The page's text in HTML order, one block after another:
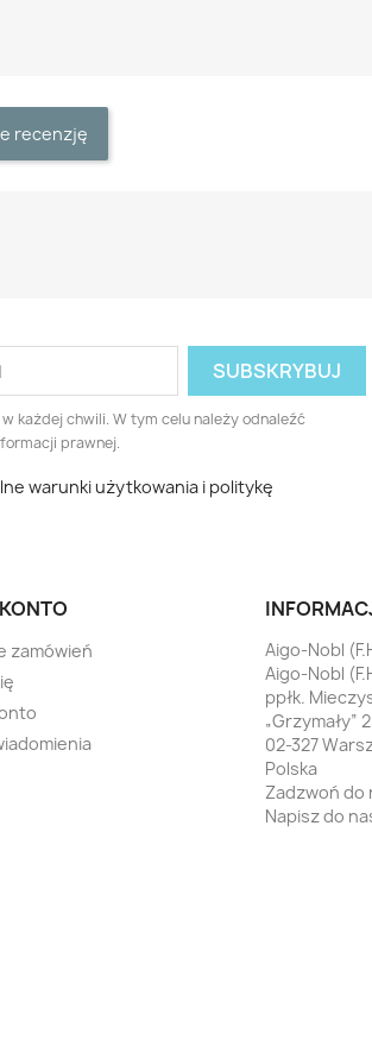
recenzję
każdej chwili. W tym celu należy odnaleźć
prawnej.
warunki użytkowania i politykę
zamówień
Aigo-Nobl
Aigo-Nobl
ppłk.
„Grzymały”
02-327
Polska
Zadzwoń do
Napisz do